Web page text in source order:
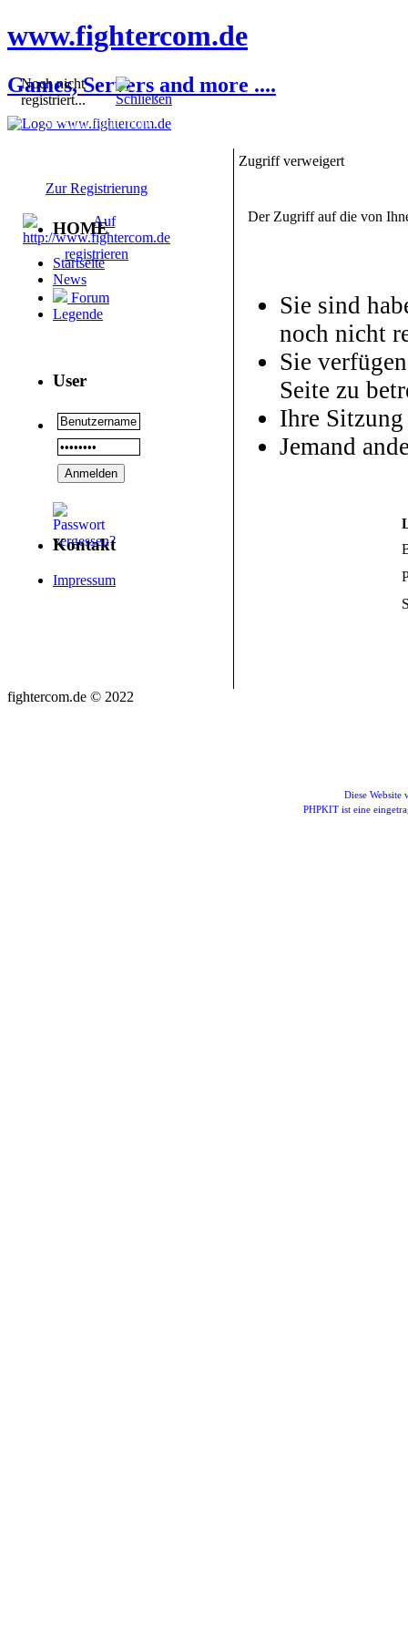
www.fightercom.de
Games, Servers and more ....
HOME
Startseite
News
Forum
Legende
User
Kontakt
Impressum
Zugriff verweigert
Der Zugriff auf die von
Sie sind
noch nicht
Sie
Seite zu
Ihre
Jemand
fightercom.de © 2022
Noch nicht
registriert...
Sie sind noch nicht
Zur Registrierung
Diese Website
PHPKIT ist eine